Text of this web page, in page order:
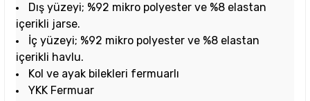
Dış yüzeyi; %92 mikro polyester ve %8 elastan
içerikli jarse.
İç yüzeyi; %92 mikro polyester ve %8 elastan
içerikli havlu.
Kol ve ayak bilekleri fermuarlı
YKK Fermuar